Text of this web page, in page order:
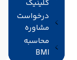
کلینیک
درخواست
مشاوره
محاسبه
BMI